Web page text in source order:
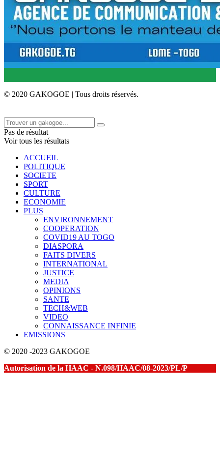
© 2020 GAKOGOE | Tous droits réservés.
Pas de résultat
Voir tous les résultats
ACCUEIL
POLITIQUE
SOCIETE
SPORT
CULTURE
ECONOMIE
PLUS
ENVIRONNEMENT
COOPERATION
COVID19 AU TOGO
DIASPORA
FAITS DIVERS
INTERNATIONAL
JUSTICE
MEDIA
OPINIONS
SANTE
TECH&WEB
VIDEO
CONNAISSANCE INFINIE
EMISSIONS
© 2020 -2023 GAKOGOE
Autorisation de la HAAC - N.098/HAAC/08-2023/PL/P